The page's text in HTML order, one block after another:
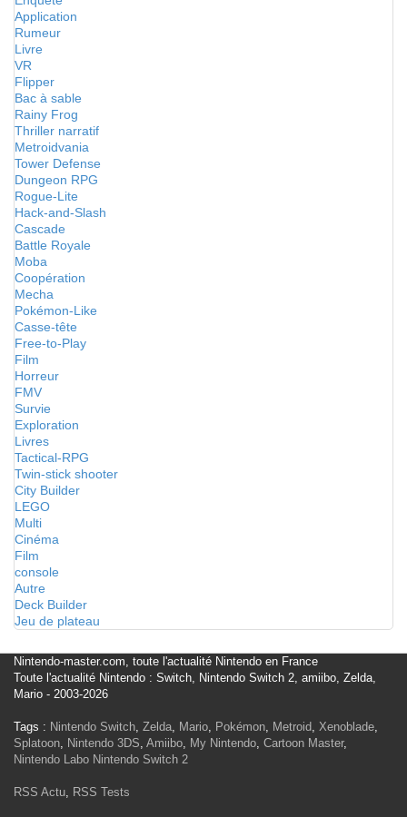
Application
Rumeur
Livre
VR
Flipper
Bac à sable
Rainy Frog
Thriller narratif
Metroidvania
Tower Defense
Dungeon RPG
Rogue-Lite
Hack-and-Slash
Cascade
Battle Royale
Moba
Coopération
Mecha
Pokémon-Like
Casse-tête
Free-to-Play
Film
Horreur
FMV
Survie
Exploration
Livres
Tactical-RPG
Twin-stick shooter
City Builder
LEGO
Multi
Cinéma
Film
console
Autre
Deck Builder
Jeu de plateau
Nintendo-master.com, toute l'actualité Nintendo en France
Toute l'actualité Nintendo : Switch, Nintendo Switch 2, amiibo, Zelda,
Mario - 2003-2026
Tags : Nintendo Switch, Zelda, Mario, Pokémon, Metroid, Xenoblade,
Splatoon, Nintendo 3DS, Amiibo, My Nintendo, Cartoon Master,
Nintendo Labo Nintendo Switch 2
RSS Actu, RSS Tests